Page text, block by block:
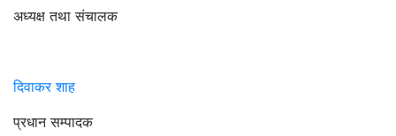
अध्यक्ष तथा संचालक
दिवाकर शाह
प्रधान सम्पादक